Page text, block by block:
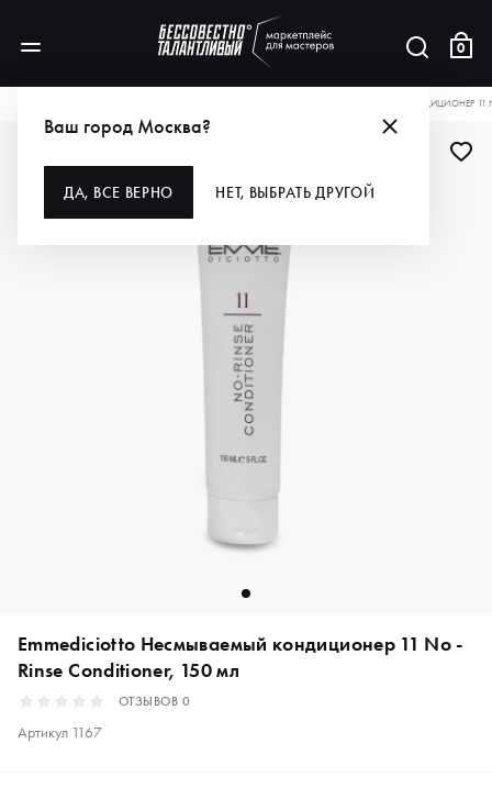
0
Ваш город Москва?
ДА, ВСЕ ВЕРНО НЕТ, ВЫБРАТЬ ДРУГОЙ
EMMEDICIOTTO НЕСМЫВАЕМЫЙ КОНДИЦИОНЕР 11
Emmediciotto Несмываемый кондиционер 11 No -
Rinse Conditioner, 150 мл
ОТЗЫВОВ 0
Артикул 1167